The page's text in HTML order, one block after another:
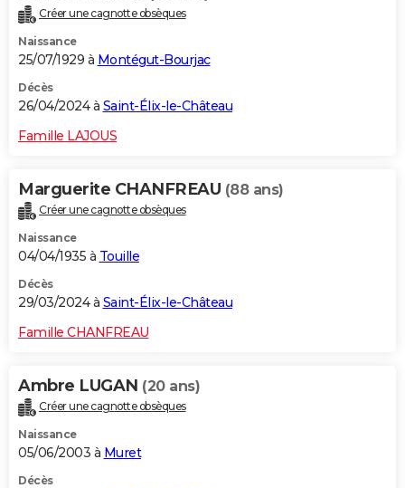
Créer une cagnotte obsèques
Naissance
25/07/1929 à Montégut-Bourjac
Décès
26/04/2024 à Saint-Élix-le-Château
Famille LAJOUS
Marguerite CHANFREAU (88 ans)
Créer une cagnotte obsèques
Naissance
04/04/1935 à Touille
Décès
29/03/2024 à Saint-Élix-le-Château
Famille CHANFREAU
Ambre LUGAN (20 ans)
Créer une cagnotte obsèques
Naissance
05/06/2003 à Muret
Décès